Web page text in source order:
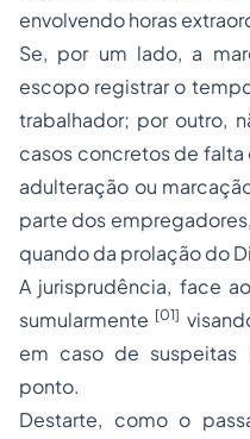
envolvendo horas
Se, por um lado, a
escopo registrar o
trabalhador; por outro,
casos concretos de falta
adulteração ou
parte dos
quando da prolação do
A jurisprudência, face
sumularmente [01]
em caso de
ponto.
Destarte, como o